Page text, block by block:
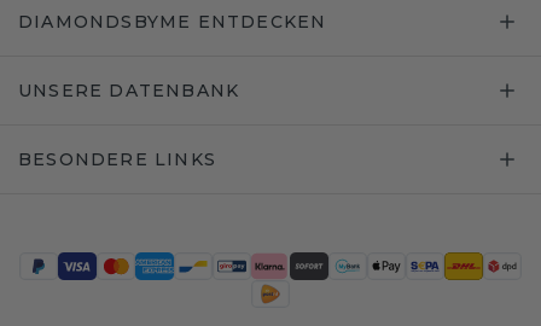
DIAMONDSBYME ENTDECKEN
UNSERE DATENBANK
BESONDERE LINKS